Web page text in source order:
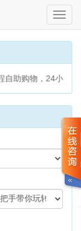
切
换
导
助购物，24小时